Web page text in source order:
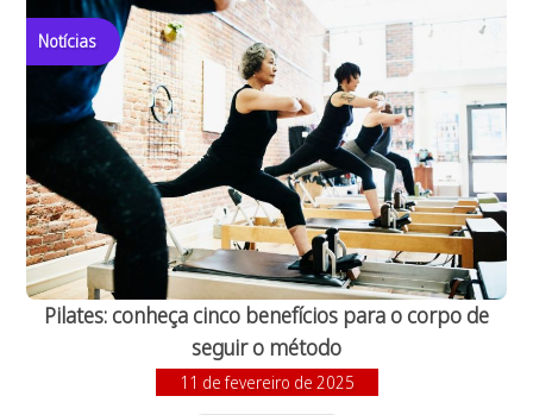
Notícias
Pilates: conheça cinco benefícios para o corpo de
seguir o método
11 de fevereiro de 2025